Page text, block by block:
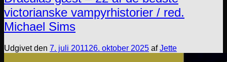
victorianske vampyrhistorier / red.
Michael Sims
Udgivet den 7. juli 201126. oktober 2025 afJette